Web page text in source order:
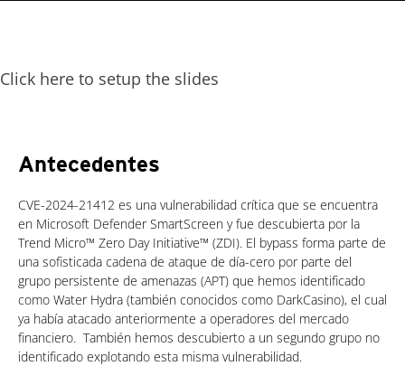
Click here to setup the slides
Antecedentes
CVE-2024-21412 es una vulnerabilidad crítica que se encuentra
en Microsoft Defender SmartScreen y fue descubierta por la
Trend Micro™ Zero Day Initiative™ (ZDI). El bypass forma parte de
una sofisticada cadena de ataque de día-cero por parte del
grupo persistente de amenazas (APT) que hemos identificado
como Water Hydra (también conocidos como DarkCasino), el cual
ya había atacado anteriormente a operadores del mercado
financiero. También hemos descubierto a un segundo grupo no
identificado explotando esta misma vulnerabilidad.